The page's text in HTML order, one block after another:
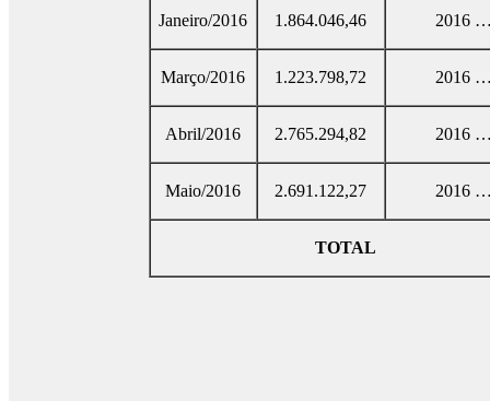
Janeiro/2016 1.864.046,46 2016
Março/2016 1.223.798,72 2016
Abril/2016 2.765.294,82 2016
Maio/2016 2.691.122,27 2016
TOTAL